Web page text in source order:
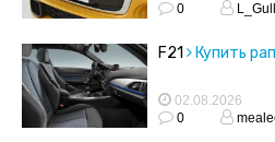
0
F21 Купить
02.08.2026
0